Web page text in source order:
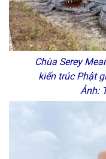
Chùa Serey
kiến trúc Phật
Ảnh: